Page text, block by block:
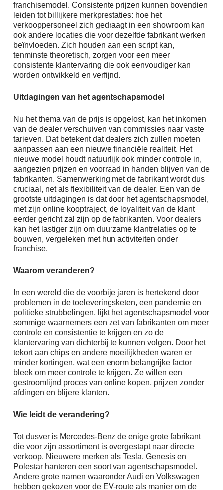
franchisemodel. Consistente prijzen kunnen bovendien
leiden tot billijkere merkprestaties: hoe het
verkooppersoneel zich gedraagt in een showroom kan
ook andere locaties die voor dezelfde fabrikant werken
beïnvloeden. Zich houden aan een script kan,
tenminste theoretisch, zorgen voor een meer
consistente klantervaring die ook eenvoudiger kan
worden ontwikkeld en verfijnd.
Uitdagingen van het agentschapsmodel
Nu het thema van de prijs is opgelost, kan het inkomen
van de dealer verschuiven van commissies naar vaste
tarieven. Dat betekent dat dealers zich zullen moeten
aanpassen aan een nieuwe financiële realiteit. Het
nieuwe model houdt natuurlijk ook minder controle in,
aangezien prijzen en voorraad in handen blijven van de
fabrikanten. Samenwerking met de fabrikant wordt dus
cruciaal, net als flexibiliteit van de dealer. Een van de
grootste uitdagingen is dat door het agentschapsmodel,
met zijn online kooptraject, de loyaliteit van de klant
eerder gericht zal zijn op de fabrikanten. Voor dealers
kan het lastiger zijn om duurzame klantrelaties op te
bouwen, vergeleken met hun activiteiten onder
franchise.
Waarom veranderen?
In een wereld die de voorbije jaren is hertekend door
problemen in de toeleveringsketen, een pandemie en
politieke strubbelingen, lijkt het agentschapsmodel voor
sommige waarnemers een zet van fabrikanten om meer
controle en consistentie te krijgen en zo de
klantervaring van dichterbij te kunnen volgen. Door het
tekort aan chips en andere moeilijkheden waren er
minder kortingen, wat een enorm belangrijke factor
bleek om meer controle te krijgen. Ze willen een
gestroomlijnd proces van online kopen, prijzen zonder
afdingen en blijere klanten.
Wie leidt de verandering?
Tot dusver is Mercedes-Benz de enige grote fabrikant
die voor zijn assortiment is overgestapt naar directe
verkoop. Nieuwere merken als Tesla, Genesis en
Polestar hanteren een soort van agentschapsmodel.
Andere grote namen waaronder Audi en Volkswagen
hebben gekozen voor de EV-route als manier om de